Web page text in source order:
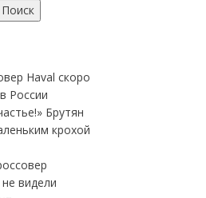
Поиск
Haval скоро
России
Брутян
крохой
видели